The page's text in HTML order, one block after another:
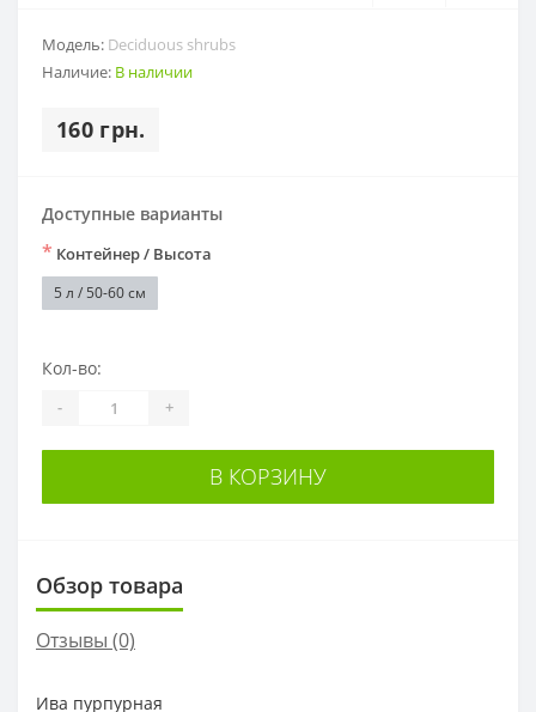
Модель: Deciduous shrubs
Наличие: В наличии
160 грн.
Доступные варианты
* Контейнер / Высота
5 л / 50-60 см
Кол-во:
- +
В КОРЗИНУ
Обзор товара
Отзывы (0)
Ива пурпурная